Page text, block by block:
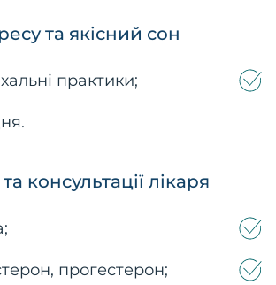
та якісний сон
практики;
консультації лікаря
прогестерон;